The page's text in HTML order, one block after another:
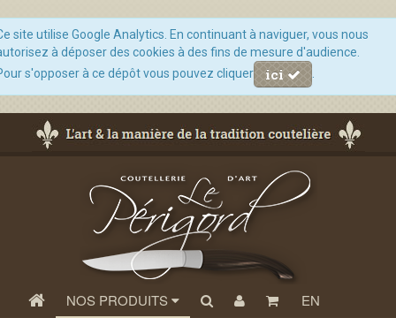
site utilise Google Analytics. En continuant à naviguer, vous nous
à déposer des cookies à des fins de mesure d'audience.
s'opposer à ce dépôt vous pouvez cliquer
ici
NOS PRODUITS EN